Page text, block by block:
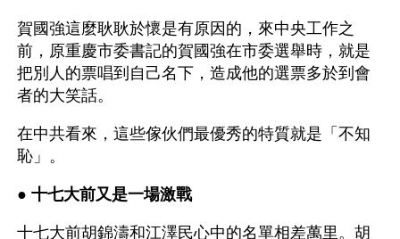
賀國強這麼耿耿於懷是有原因的，來中央工作之
前，原重慶市委書記的賀國強在市委選舉時，就是
把別人的票唱到自己名下，造成他的選票多於到會
者的大笑話。
在中共看來，這些傢伙們最優秀的特質就是「不知
恥」。
● 十七大前又是一場激戰
十七大前胡錦濤和江澤民心中的名單相差萬里。胡